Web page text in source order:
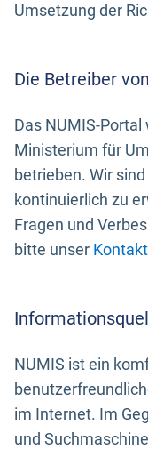
Umsetzung der
Die Betreiber
Das NUMIS-
Ministerium für
betrieben. Wir
kontinuierlich zu
Fragen und
bitte unser
NUMIS ist ein
im Internet. Im
und